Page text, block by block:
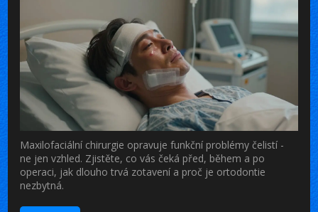
Maxilofaciální chirurgie opravuje funkční problémy čelistí -
ne jen vzhled. Zjistěte, co vás čeká před, během a po
operaci, jak dlouho trvá zotavení a proč je ortodontie
nezbytná.